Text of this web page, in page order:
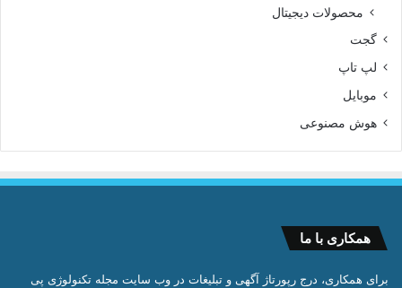
محصولات دیجیتال
گجت
لپ تاپ
موبایل
هوش مصنوعی
همکاری با ما
برای همکاری، درج رپورتاژ آگهی و تبلیغات در وب سایت مجله تکنولوژی پی